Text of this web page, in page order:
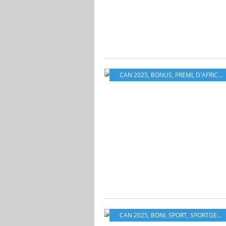
CAN 2025, BONUS, PREMI, D'AFRICA ,
CAN 2025, BONI, SPORT, SPORTGESCHÄFT